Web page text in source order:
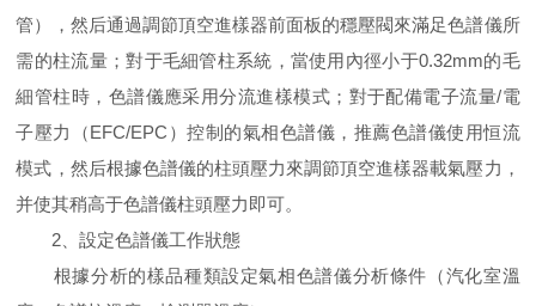
管），然后通過調節頂空進樣器前面板的穩壓閥來滿足色譜儀所
需的柱流量；對于毛細管柱系統，當使用內徑小于0.32mm的毛
細管柱時，色譜儀應采用分流進樣模式；對于配備電子流量/電
子壓力（EFC/EPC）控制的氣相色譜儀，推薦色譜儀使用恒流
模式，然后根據色譜儀的柱頭壓力來調節頂空進樣器載氣壓力，
并使其稍高于色譜儀柱頭壓力即可。
2、設定色譜儀工作狀態
根據分析的樣品種類設定氣相色譜儀分析條件（汽化室溫